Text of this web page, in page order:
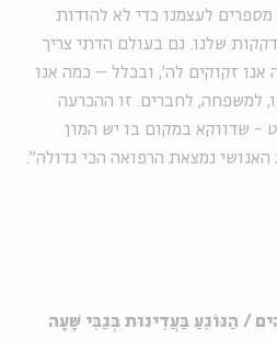
לעצמנו כדי לא להודות
שלנו. גם בעולם הדתי צריך
אנו זקוקים לה', ובכלל – כמה אנו
למשפחה, לחברים. זו ההכרעה
- שדווקא במקום בו יש המון
נמצאת הרפואה הכי גדולה".
/ הַנּוֹגֵעַ בַּעֲדִינוּת בְּגַבִּי שָׁעָה